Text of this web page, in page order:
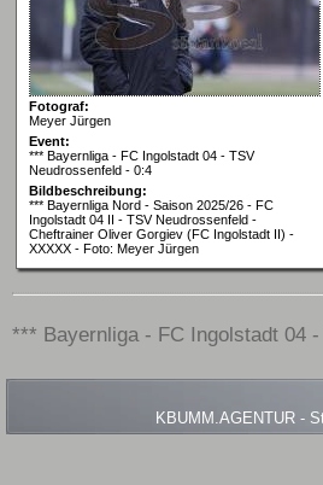
Fotograf:
Meyer Jürgen
Event:
*** Bayernliga - FC Ingolstadt 04 - TSV
Neudrossenfeld - 0:4
Bildbeschreibung:
*** Bayernliga Nord - Saison 2025/26 - FC
Ingolstadt 04 II - TSV Neudrossenfeld -
Cheftrainer Oliver Gorgiev (FC Ingolstadt II) -
XXXXX - Foto: Meyer Jürgen
*** Bayernliga - FC Ingolstadt 04
KBUMM.AGENTUR -